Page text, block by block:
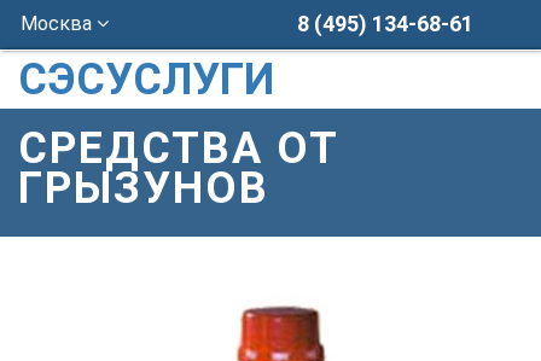
Москва 8 (495) 134-68-61
СЭСУСЛУГИ
СРЕДСТВА ОТ
ГРЫЗУНОВ